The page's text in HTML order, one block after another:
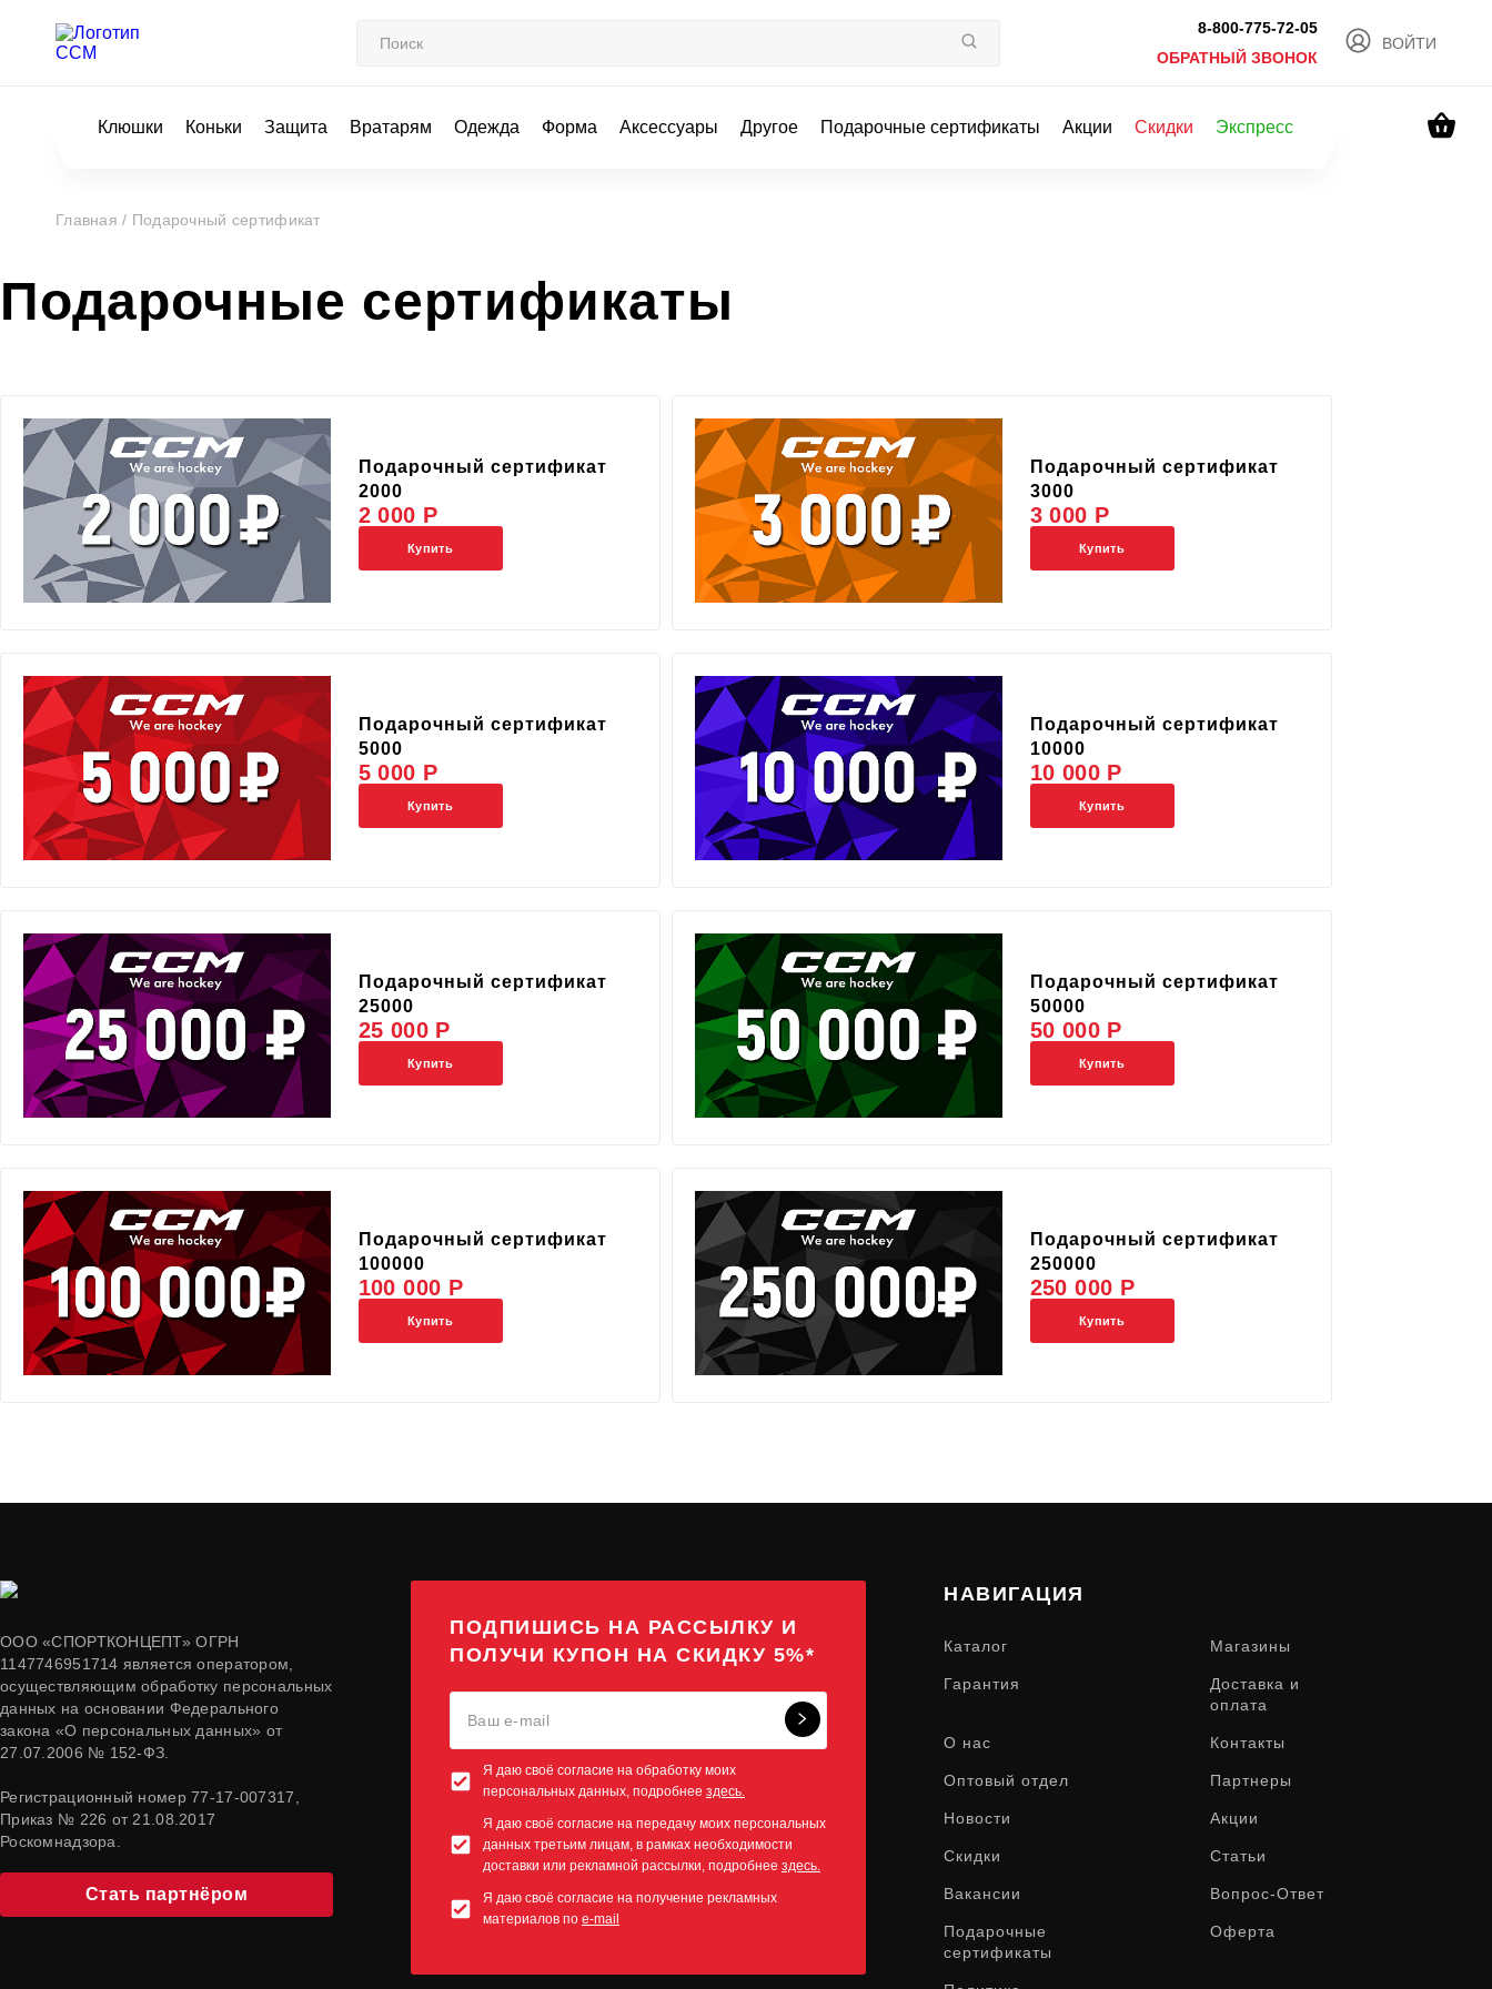
8-800-775-72-05
ОБРАТНЫЙ ЗВОНОК
ВОЙТИ
Клюшки Коньки Защита Вратарям Одежда Форма Аксессуары Другое Подарочные сертификаты Акции Скидки Экспресс
Главная / Подарочный сертификат
Подарочные сертификаты
Подарочный сертификат
2000
2 000 Р
Купить
Подарочный сертификат
3000
3 000 Р
Купить
Подарочный сертификат
5000
5 000 Р
Купить
Подарочный сертификат
10000
10 000 Р
Купить
Подарочный сертификат
25000
25 000 Р
Купить
Подарочный сертификат
50000
50 000 Р
Купить
Подарочный сертификат
100000
100 000 Р
Купить
Подарочный сертификат
250000
250 000 Р
Купить
ООО «СПОРТКОНЦЕПТ» ОГРН
1147746951714 является оператором,
осуществляющим обработку персональных
данных на основании Федерального
закона «О персональных данных» от
27.07.2006 № 152-ФЗ.
Регистрационный номер 77-17-007317,
Приказ № 226 от 21.08.2017
Роскомнадзора.
Стать партнёром
ПОДПИШИСЬ НА РАССЫЛКУ И
ПОЛУЧИ КУПОН НА СКИДКУ 5%*
Я даю своё согласие на обработку моих
персональных данных, подробнее здесь.
Я даю своё согласие на передачу моих персональных
данных третьим лицам, в рамках необходимости
доставки или рекламной рассылки, подробнее здесь.
Я даю своё согласие на получение рекламных
материалов по e-mail
НАВИГАЦИЯ
Каталог Магазины
Гарантия
Доставка и
оплата
О нас Контакты
Оптовый отдел Партнеры
Новости Акции
Скидки Статьи
Вакансии Вопрос-Ответ
Подарочные
сертификаты
Оферта